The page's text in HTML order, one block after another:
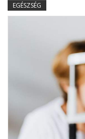
EGÉSZSÉG